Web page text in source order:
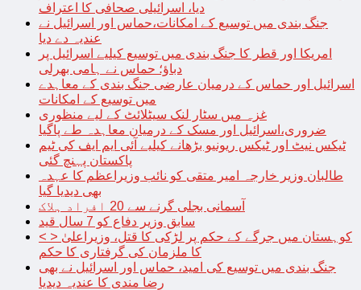
دیا، اسرائیلی صحافی کا اعتراف
جنگ بندی میں توسیع کے امکانات،حماس اور اسرائیل نے
عندیہ دے دیا
امریکا اور قطر کا جنگ بندی میں توسیع کیلیے اسرائیل پر
دباؤ؛ حماس نے ہامی بھرلی
اسرائیل اور حماس کے درمیان عارضی جنگ بندی کے معاہدے
میں توسیع کے امکانات
غزہ میں سٹار لنک سیٹلائٹ کے لیے منظوری
ضروری،اسرائیل اور مسک کے درمیان معاہدہ طے پاگیا
ٹیکس نیٹ اور ٹیکس ریونیو بڑھانے کیلیے آئی ایم ایف کی ٹیم
پاکستان پہنچ گئی
طالبان وزیر خارجہ امیر متقی کو نائب وزیراعظم کا عہدہ
بھی دیدیا گیا
آسمانی بجلی گرنے سے 20 افراد ہلاک
سابق وزیر دفاع کو 7 سال قید
< > کوہستان میں جرگے کے حکم پر لڑکی کا قتل، وزیراعلیٰ
کا ملزمان کی گرفتاری کا حکم
جنگ بندی میں توسیع کی امید، حماس اور اسرائیل نے بھی
رضا مندی کا عندیہ دیدیا